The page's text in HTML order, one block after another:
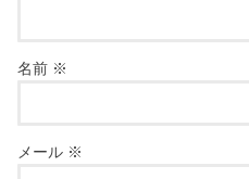
名前 ※
メール ※